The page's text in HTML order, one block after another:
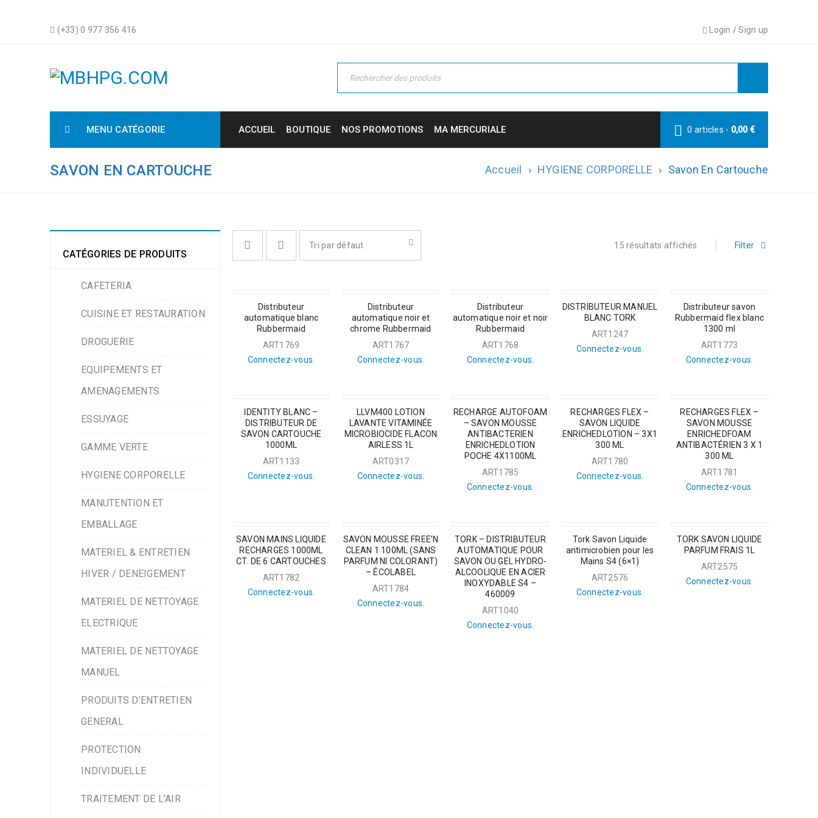
(+33) 0 977 356 416 Login /Sign up
MENU CATÉGORIE ACCUEIL BOUTIQUE NOS PROMOTIONS MA MERCURIALE 0 articles - 0,00€
SAVON EN CARTOUCHE Accueil › HYGIENE CORPORELLE › Savon En Cartouche
CATÉGORIES DE PRODUITS
CAFETERIA
CUISINE ET RESTAURATION
DROGUERIE
EQUIPEMENTS ET
AMENAGEMENTS
ESSUYAGE
GAMME VERTE
HYGIENE CORPORELLE
MANUTENTION ET
EMBALLAGE
MATERIEL & ENTRETIEN
HIVER / DENEIGEMENT
MATERIEL DE NETTOYAGE
ELECTRIQUE
MATERIEL DE NETTOYAGE
MANUEL
PRODUITS D’ENTRETIEN
GENERAL
PROTECTION
INDIVIDUELLE
TRAITEMENT DE L’AIR
Filter
15 résultats affichés
Tri par défaut
Distributeur
automatique blanc
Rubbermaid
ART1769
Connectez-vous.
Distributeur
automatique noir et
chrome Rubbermaid
ART1767
Connectez-vous.
Distributeur
automatique noir et noir
Rubbermaid
ART1768
Connectez-vous.
DISTRIBUTEUR MANUEL
BLANC TORK
ART1247
Connectez-vous.
Distributeur savon
Rubbermaid flex blanc
1300 ml
ART1773
Connectez-vous.
IDENTITY BLANC –
DISTRIBUTEUR DE
SAVON CARTOUCHE
1000ML
ART1133
Connectez-vous.
LLVM400 LOTION
LAVANTE VITAMINÉE
MICROBIOCIDE FLACON
AIRLESS 1L
ART0317
Connectez-vous.
RECHARGE AUTOFOAM
– SAVON MOUSSE
ANTIBACTERIEN
ENRICHEDLOTION
POCHE 4X1100ML
ART1785
Connectez-vous.
RECHARGES FLEX –
SAVON LIQUIDE
ENRICHEDLOTION – 3X1
300 ML
ART1780
Connectez-vous.
RECHARGES FLEX –
SAVON MOUSSE
ENRICHEDFOAM
ANTIBACTÉRIEN 3 X 1
300 ML
ART1781
Connectez-vous.
SAVON MAINS LIQUIDE
RECHARGES 1000ML
CT. DE 6 CARTOUCHES
ART1782
Connectez-vous.
SAVON MOUSSE FREE’N
CLEAN 1 100ML (SANS
PARFUM NI COLORANT)
– ÉCOLABEL
ART1784
Connectez-vous.
TORK – DISTRIBUTEUR
AUTOMATIQUE POUR
SAVON OU GEL HYDRO-
ALCOOLIQUE EN ACIER
INOXYDABLE S4 –
460009
ART1040
Connectez-vous.
Tork Savon Liquide
antimicrobien pour les
Mains S4 (6×1)
ART2576
Connectez-vous.
TORK SAVON LIQUIDE
PARFUM FRAIS 1L
ART2575
Connectez-vous.